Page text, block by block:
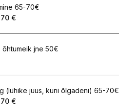
65-70€
. Hind
70 €
õhtumeik jne 50€
(lühike juus, kuni õlgadeni) 65-70€
. Hind
70 €